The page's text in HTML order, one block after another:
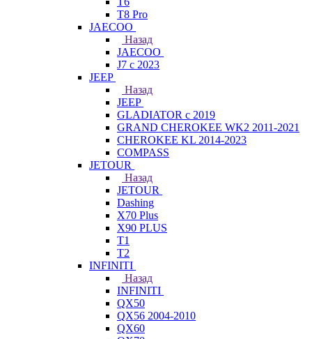
T8 Pro
JAECOO
Назад
JAECOO
J7 с 2023
JEEP
Назад
JEEP
GLADIATOR с 2019
GRAND CHEROKEE WK2 2011-2021
CHEROKEE KL 2014-2023
COMPASS
JETOUR
Назад
JETOUR
Dashing
X70 Plus
X90 PLUS
T1
T2
INFINITI
Назад
INFINITI
QX50
QX56 2004-2010
QX60